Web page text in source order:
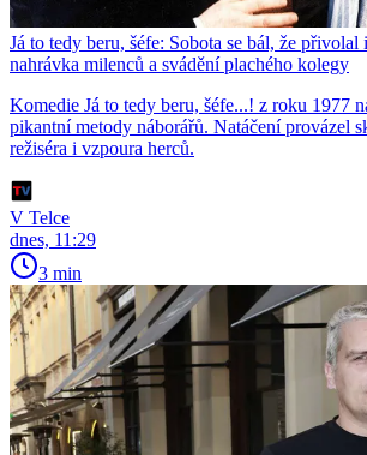
Já to tedy beru, šéfe: Sobota se bál, že přivolal
nahrávka milenců a svádění plachého kolegy
Komedie Já to tedy beru, šéfe...! z roku 1977
pikantní metody náborářů. Natáčení provázel
režiséra i vzpoura herců.
V Telce
dnes, 11:29
3 min